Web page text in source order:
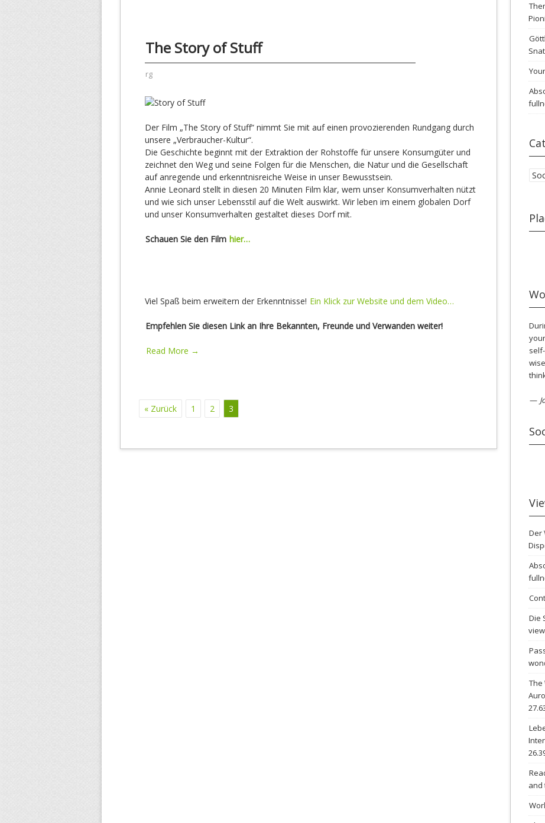
The Story of Stuff
rg
Der Film „The Story of Stuff“ nimmt Sie mit auf einen provozierenden Rundgang durch
unsere „Verbraucher-Kultur“.
Die Geschichte beginnt mit der Extraktion der Rohstoffe für unsere Konsumgüter und
zeichnet den Weg und seine Folgen für die Menschen, die Natur und die Gesellschaft
auf anregende und erkenntnisreiche Weise in unser Bewusstsein.
Annie Leonard stellt in diesen 20 Minuten Film klar, wem unser Konsumverhalten nützt
und wie sich unser Lebensstil auf die Welt auswirkt. Wir leben im einem globalen Dorf
und unser Konsumverhalten gestaltet dieses Dorf mit.
Schauen Sie den Film hier…
Viel Spaß beim erweitern der Erkenntnisse! Ein Klick zur Website und dem Video…
Empfehlen Sie diesen Link an Ihre Bekannten, Freunde und Verwanden weiter!
Read More →
« Zurück 1 2 3
—
Der
Die
The
and